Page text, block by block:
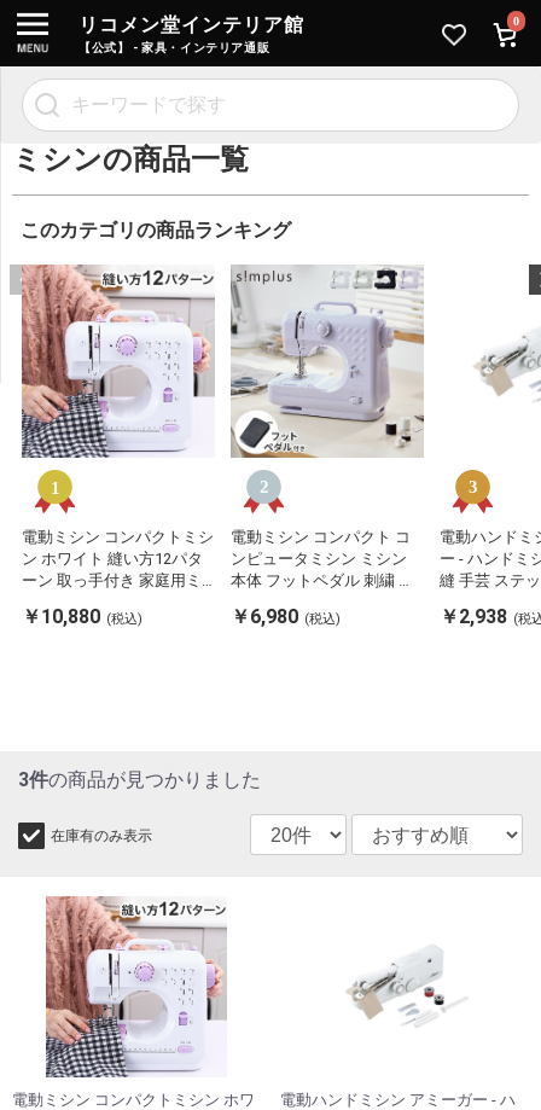
リコメン堂インテリア館
【公式】 - 家具・インテリア通販
0
ミシンの商品一覧
このカテゴリの商品ランキング
電動ミシン コンパクトミシ
ン ホワイト 縫い方12パタ
ーン 取っ手付き 家庭用ミ
￥10,880 (税込)
電動ミシン コンパクト コ
ンピュータミシン ミシン
本体 フットペダル 刺繍 刺
単操作 ブラック 黒 コンパ
￥6,980 (税込)
電動ハンドミ
ー - ハンドミ
縫 手芸 ステ
入園 お裁縫
￥2,938 (税
3件の商品が見つかりました
在庫有のみ表示
電動ミシン コンパクトミシン ホワ
電動ハンドミシン アミーガー - ハ